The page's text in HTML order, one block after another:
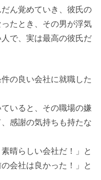
ん覚めていき、彼氏の
たとき、その男が浮気
で、実は最高の彼氏だ
の良い会社に就職した
いると、その職場の嫌
感謝の気持ちも持たな
晴らしい会社だ！」と
会社は良かった！」と